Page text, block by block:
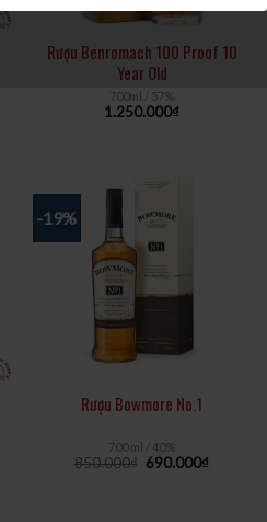
Rượu Benromach 100 Proof 10
Year Old
700ml / 57%
1.250.000₫
-19%
Rượu Bowmore No.1
700 ml / 40%
850.000₫ 690.000₫